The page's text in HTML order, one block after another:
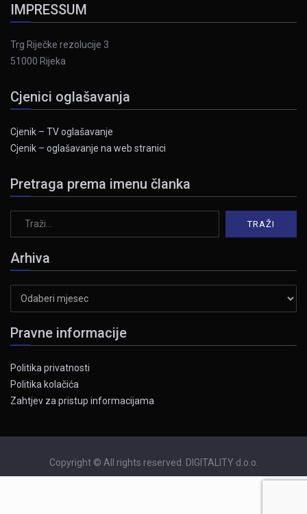
IMPRESSUM
Trg Riječke rezolucije 3
51000 Rijeka
Cjenici oglašavanja
Cjenik – TV oglašavanje
Cjenik – oglašavanje na web stranici
Pretraga prema imenu članka
Arhiva
Pravne informacije
Politika privatnosti
Politika kolačića
Zahtjev za pristup informacijama
Copyright © All rights reserved. DIGITALITY d.o.o.